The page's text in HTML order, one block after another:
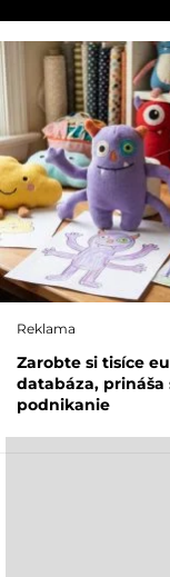
Reklama
Zarobte si tisíce
databáza,
podnikanie